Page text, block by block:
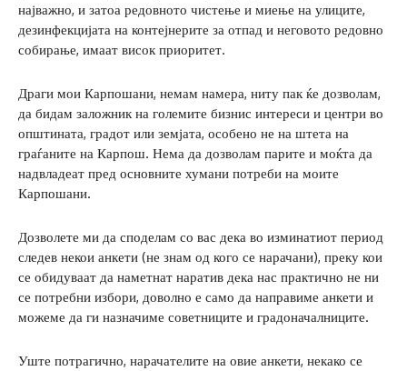
најважно, и затоа редовното чистење и миење на улиците,
дезинфекцијата на контејнерите за отпад и неговото редовно
собирање, имаат висок приоритет.
Драги мои Карпошани, немам намера, ниту пак ќе дозволам,
да бидам заложник на големите бизнис интереси и центри во
општината, градот или земјата, особено не на штета на
граѓаните на Карпош. Нема да дозволам парите и моќта да
надвладеат пред основните хумани потреби на моите
Карпошани.
Дозволете ми да споделам со вас дека во изминатиот период
следев некои анкети (не знам од кого се нарачани), преку кои
се обидуваат да наметнат наратив дека нас практично не ни
се потребни избори, доволно е само да направиме анкети и
можеме да ги назначиме советниците и градоначалниците.
Уште потрагично, нарачателите на овие анкети, некако се